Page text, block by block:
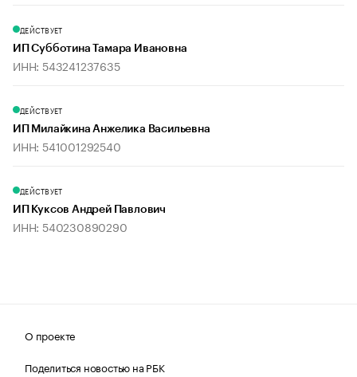
ДЕЙСТВУЕТ
ИП Субботина Тамара Ивановна
ИНН: 543241237635
ДЕЙСТВУЕТ
ИП Милайкина Анжелика Васильевна
ИНН: 541001292540
ДЕЙСТВУЕТ
ИП Куксов Андрей Павлович
ИНН: 540230890290
О проекте
Поделиться новостью на РБК